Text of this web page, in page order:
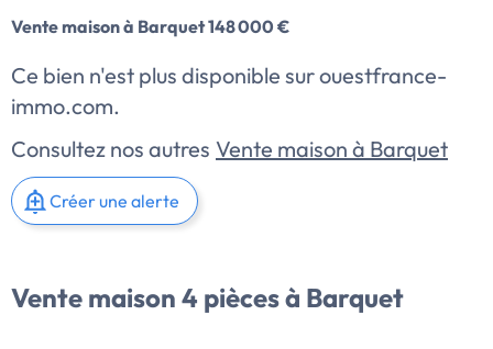
Vente maison à Barquet 148 000 €
Ce bien n'est plus disponible sur ouestfrance-
immo.com.
Consultez nos autres Vente maison à Barquet
Créer une alerte
Vente maison 4 pièces à Barquet